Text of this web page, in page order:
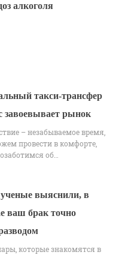
алкоголя
такси-трансфер
завоевывает рынок
– незабываемое время,
провести в комфорте,
об…
выяснили, в
ваш брак точно
которые знакомятся в